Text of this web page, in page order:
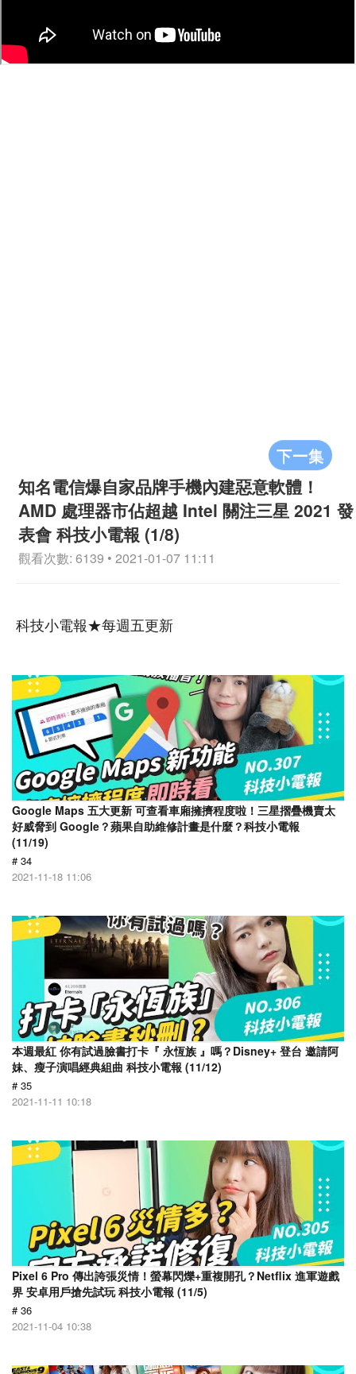
下一集
知名電信爆自家品牌手機內建惡意軟體！
AMD 處理器市佔超越 Intel 關注三星 2021 發
表會 科技小電報 (1/8)
觀看次數: 6139 • 2021-01-07 11:11
科技小電報★每週五更新
Google Maps 五大更新 可查看車廂擁擠程度啦！三星摺疊機賣太
好威脅到 Google？蘋果自助維修計畫是什麼？科技小電報
(11/19)
# 34
2021-11-18 11:06
本週最紅 你有試過臉書打卡『 永恆族 』嗎？Disney+ 登台 邀請阿
妹、瘦子演唱經典組曲 科技小電報 (11/12)
# 35
2021-11-11 10:18
Pixel 6 Pro 傳出誇張災情！螢幕閃爍+重複開孔？Netflix 進軍遊戲
界 安卓用戶搶先試玩 科技小電報 (11/5)
# 36
2021-11-04 10:38